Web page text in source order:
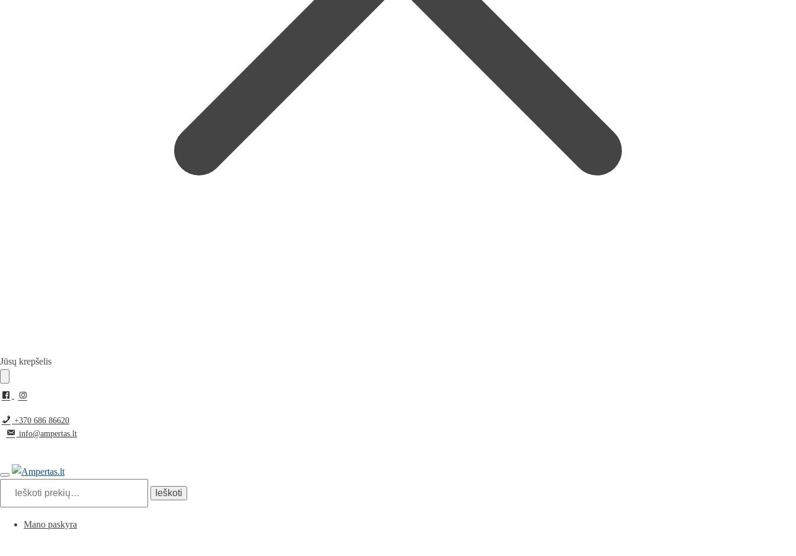
Pereiti
navigacijos
Pereiti
turinio
Jūsų krepšelis
+370 686 86620
info@ampertas.lt
Ieškoti
Mano paskyra